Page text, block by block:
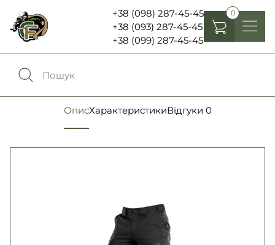
+38 (098) 287-45-45
+38 (093) 287-45-45
+38 (099) 287-45-45
0
Порівняння0
Обране0
Ножі та мультитули
ОписХарактеристикиВідгуки 0